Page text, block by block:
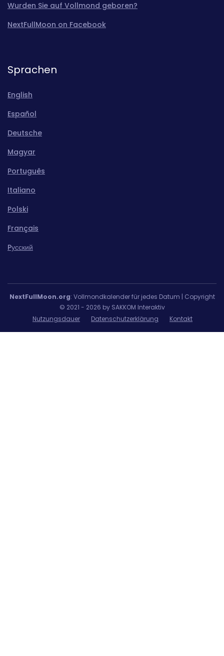
Wurden Sie auf Vollmond geboren?
NextFullMoon on Facebook
Sprachen
English
Español
Deutsche
Magyar
Português
Italiano
Polski
Français
Pусский
NextFullMoon.org: Vollmondkalender für jedes Datum | Copyright
© 2021 - 2026 by SAKKOM Interaktiv
Nutzungsdauer
Datenschutzerklärung Kontakt